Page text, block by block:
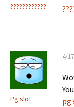
????????????
Pg slot
4/
pg